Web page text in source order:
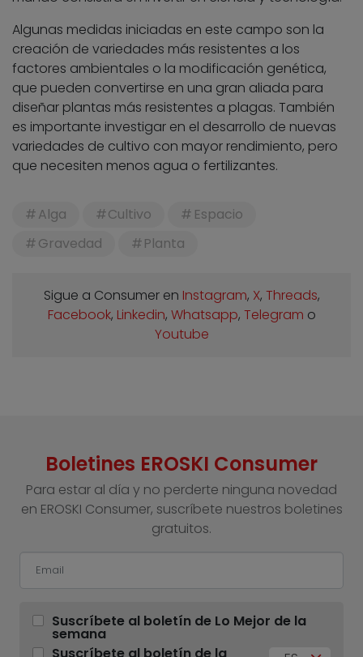
Algunas medidas iniciadas en este campo son la
creación de variedades más resistentes a los
factores ambientales o la modificación genética,
que pueden convertirse en una gran aliada para
diseñar plantas más resistentes a plagas. También
es importante investigar en el desarrollo de nuevas
variedades de cultivo con mayor rendimiento, pero
que necesiten menos agua o fertilizantes.
Alga Cultivo
Espacio
Gravedad
Planta
Sigue a Consumer en Instagram, X, Threads,
Facebook, Linkedin, Whatsapp, Telegram o
Youtube
Boletines EROSKI Consumer
Para estar al día y no perderte ninguna novedad
en EROSKI Consumer, suscríbete nuestros boletines
gratuitos.
Suscríbete al boletín de Lo Mejor de la
semana
Suscríbete al boletín de la